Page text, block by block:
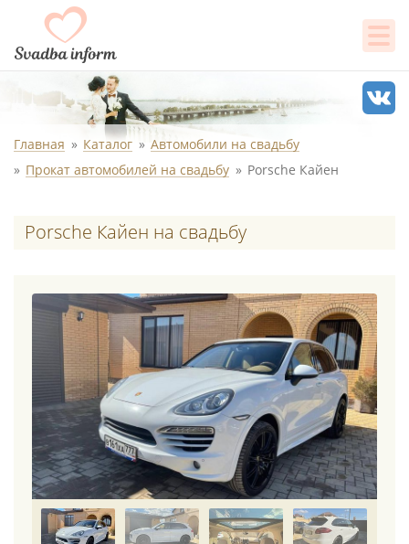
Главная Каталог
Автомобили на свадьбу
Прокат автомобилей на свадьбу
Porsche Кайен
Porsche Кайен на свадьбу